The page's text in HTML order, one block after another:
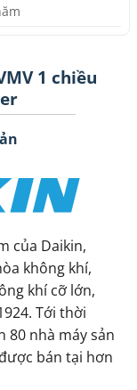
1 chiều
của Daikin,
không khí,
khí cỡ lớn,
Tới thời
80 nhà máy sản
được bán tại hơn